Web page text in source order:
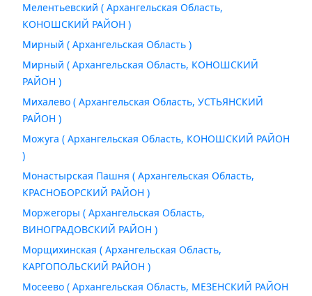
Мелентьевский ( Архангельская Область,
КОНОШСКИЙ РАЙОН )
Мирный ( Архангельская Область )
Мирный ( Архангельская Область, КОНОШСКИЙ
РАЙОН )
Михалево ( Архангельская Область, УСТЬЯНСКИЙ
РАЙОН )
Можуга ( Архангельская Область, КОНОШСКИЙ РАЙОН
)
Монастырская Пашня ( Архангельская Область,
КРАСНОБОРСКИЙ РАЙОН )
Моржегоры ( Архангельская Область,
ВИНОГРАДОВСКИЙ РАЙОН )
Морщихинская ( Архангельская Область,
КАРГОПОЛЬСКИЙ РАЙОН )
Мосеево ( Архангельская Область, МЕЗЕНСКИЙ РАЙОН